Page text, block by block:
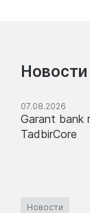
07.08.2026
Garant bank
TadbirCore
Новости